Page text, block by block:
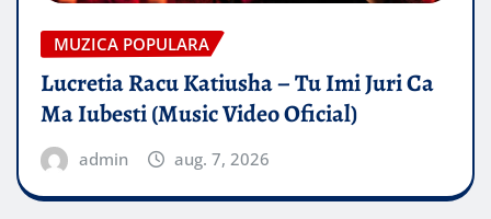
MUZICA POPULARA
Lucretia Racu Katiusha – Tu Imi Juri Ca
Ma Iubesti (Music Video Oficial)
admin aug. 7, 2026